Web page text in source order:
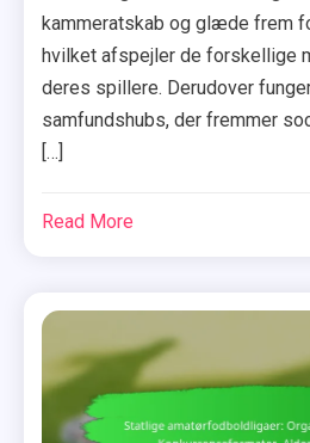
kammeratskab og glæde frem
hvilket afspejler de forskellige
deres spillere. Derudover
samfundshubs, der fremmer
[…]
Read More